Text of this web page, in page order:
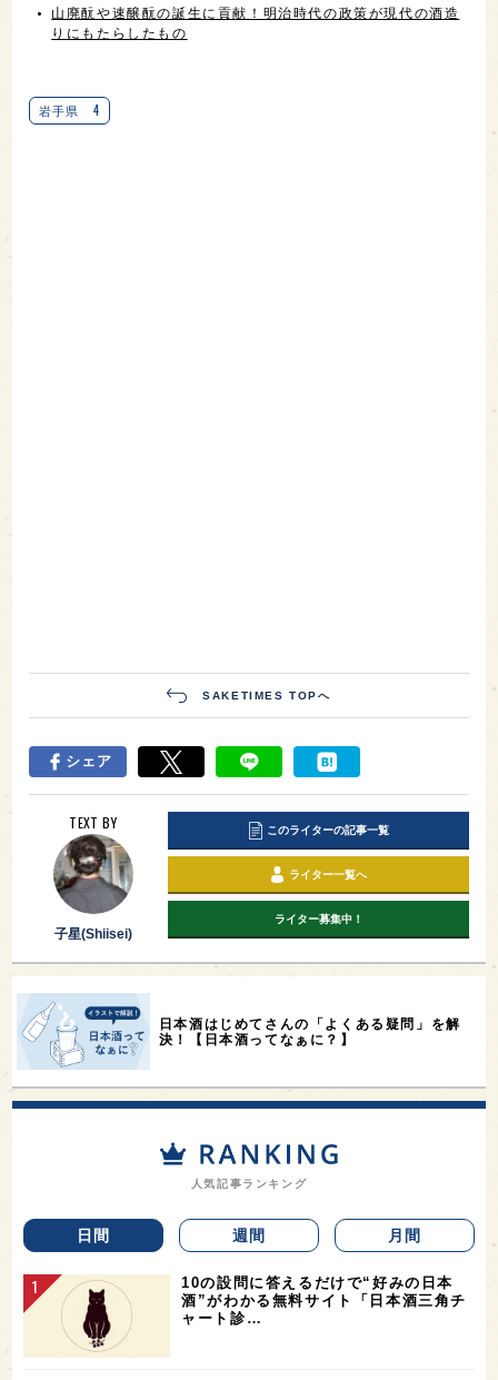
山廃酛や速醸酛の誕生に貢献！明治時代の政策が現代の酒造
りにもたらしたもの
岩手県 4
SAKETIMES TOPへ
シェア
TEXT BY
子星(Shiisei)
このライターの記事一覧
ライター一覧へ
ライター募集中！
日本酒はじめてさんの「よくある疑問」を解
決！【日本酒ってなぁに？】
人気記事ランキング
日間 週間 月間
10の設問に答えるだけで“好みの日本
酒”がわかる無料サイト「日本酒三角チ
ャート診…